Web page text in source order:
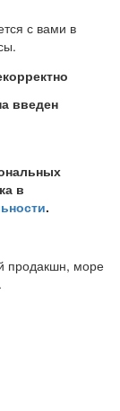
с вами в
введен
в
.
продакшн, море